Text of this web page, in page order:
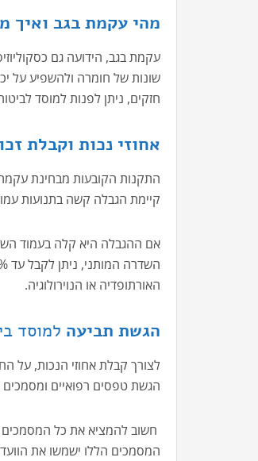
מהי עקמת בגב ואיך
עקמת בגב, הידועה גם
שונות של חומרה ולהשפיע על
חזקים, ניתן לפנות למוסד
אחוזי נכות וקבלת
התקנות הקובעות מבחינת
קיימת הגבלה קשה בתנועות עמוד
האורתופדיה או הנוירולוגיה.
הגשת תביעה למוסד
לצורך קבלת אחוזי הנכות, על
הגשת טפסים רפואיים
חשוב להמציא את כל המסמכים
המסמכים הללו ישמשו את